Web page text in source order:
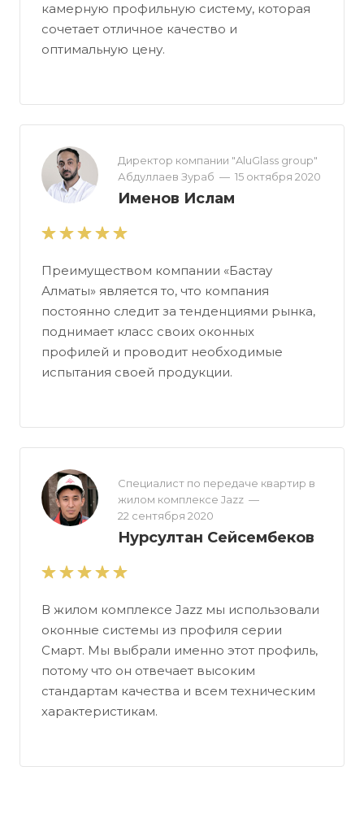
камерную профильную систему, которая
сочетает отличное качество и
оптимальную цену.
Директор компании "AluGlass group"
Абдуллаев Зураб — 15 октября 2020
Именов Ислам
Преимуществом компании «Бастау
Алматы» является то, что компания
постоянно следит за тенденциями рынка,
поднимает класс своих оконных
профилей и проводит необходимые
испытания своей продукции.
Специалист по передаче квартир в
жилом комплексе Jazz —
22 сентября 2020
Нурсултан Сейсембеков
В жилом комплексе Jazz мы использовали
оконные системы из профиля серии
Смарт. Мы выбрали именно этот профиль,
потому что он отвечает высоким
стандартам качества и всем техническим
характеристикам.